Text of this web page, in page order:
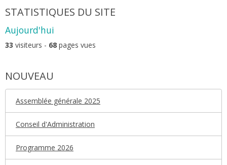
STATISTIQUES DU SITE
Aujourd'hui
33 visiteurs - 68 pages vues
NOUVEAU
Assemblée générale 2025
Conseil d'Administration
Programme 2026